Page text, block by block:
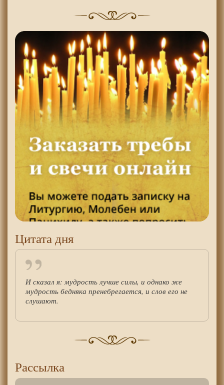
Цитата дня
И сказал я: мудрость лучше силы, и однако же
мудрость бедняка пренебрегается, и слов его не
слушают.
Рассылка